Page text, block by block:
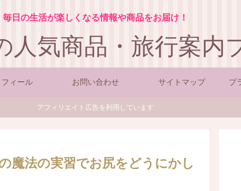
毎日の生活が楽しくなる情報や商品をお届け！
人気商品・旅行案内
フィール お問い合わせ サイトマップ プ
アフィリエイト広告を利用しています
魔法の実習でお尻をどうにかし